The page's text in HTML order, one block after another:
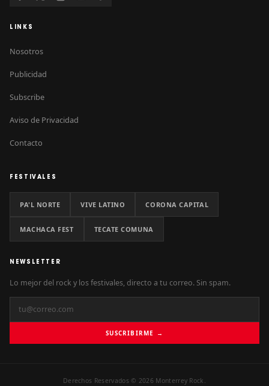
LINKS
Nosotros
Publicidad
Subscribe
Aviso de Privacidad
Contacto
FESTIVALES
PA'L NORTE VIVE LATINO CORONA CAPITAL
MACHACA FEST TECATE COMUNA
NEWSLETTER
Lo mejor del rock y los festivales, directo a tu correo. Sin spam.
SUSCRIBIRME →
Derechos Reservados © 2026 Monterrey Rock.